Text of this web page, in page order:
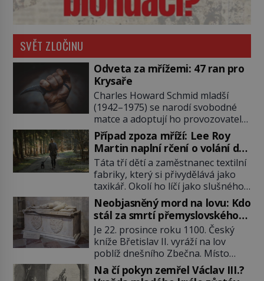
SVĚT ZLOČINU
Odveta za mřížemi: 47 ran pro
Krysaře
Charles Howard Schmid mladší
(1942–1975) se narodí svobodné
matce a adoptují ho provozovatelé
pečovatelského domu Charles a
Katharine Schmidovi. Synek jim
mnoho radosti nepřinese. Mezi
přáteli v arizonském Tusconu se
mu přezdívá Krysař. Je to pohledný
a charismatický mladík, kterému to
ve škole dvakrát nejde. Exceluje ale
v tělocviku. Škola si díky němu
může vystavit […]
Případ zpoza mříží: Lee Roy
Martin naplní rčení o volání do
lesa
Táta tří dětí a zaměstnanec textilní
fabriky, který si přivydělává jako
taxikář. Okolí ho líčí jako slušného
člověka. To je Lee Roy Martin
(1937–1972), jinak též Škrtič z
Gaffney, městečka v Jižní Karolíně.
Mezi lety 1967 až 1968 zavraždí dvě
ženy a dvě dívky. Dne 20. května
1967 znásilní a zavraždí 32letou
Annie Lucille Dedmondovou. […]
Neobjasněný mord na lovu: Kdo
stál za smrtí přemyslovského
knížete Břetislava II.?
Je 22. prosince roku 1100. Český
kníže Břetislav II. vyráží na lov
poblíž dnešního Zbečna. Místo
návratu na Pražský hrad však
přichází smrt. Muž na něj zaútočí
Na čí pokyn zemřel Václav III.?